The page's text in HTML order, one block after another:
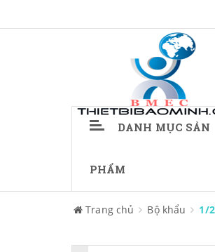
DANH MỤC SẢN
PHẨM
Trang chủ Bộ khẩu 1/